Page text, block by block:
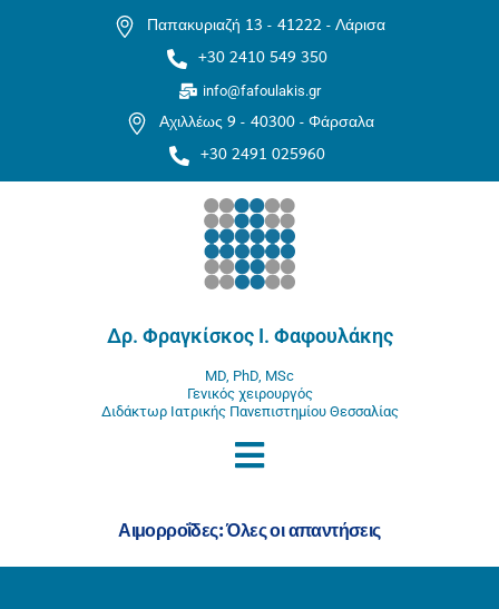
Παπακυριαζή 13 - 41222 - Λάρισα
+30 2410 549 350
info@fafoulakis.gr
Αχιλλέως 9 - 40300 - Φάρσαλα
+30 2491 025960
Δρ. Φραγκίσκος Ι. Φαφουλάκης
MD, PhD, MSc
Γενικός χειρουργός
Διδάκτωρ Ιατρικής Πανεπιστημίου Θεσσαλίας
Αιμορροΐδες: Όλες οι απαντήσεις